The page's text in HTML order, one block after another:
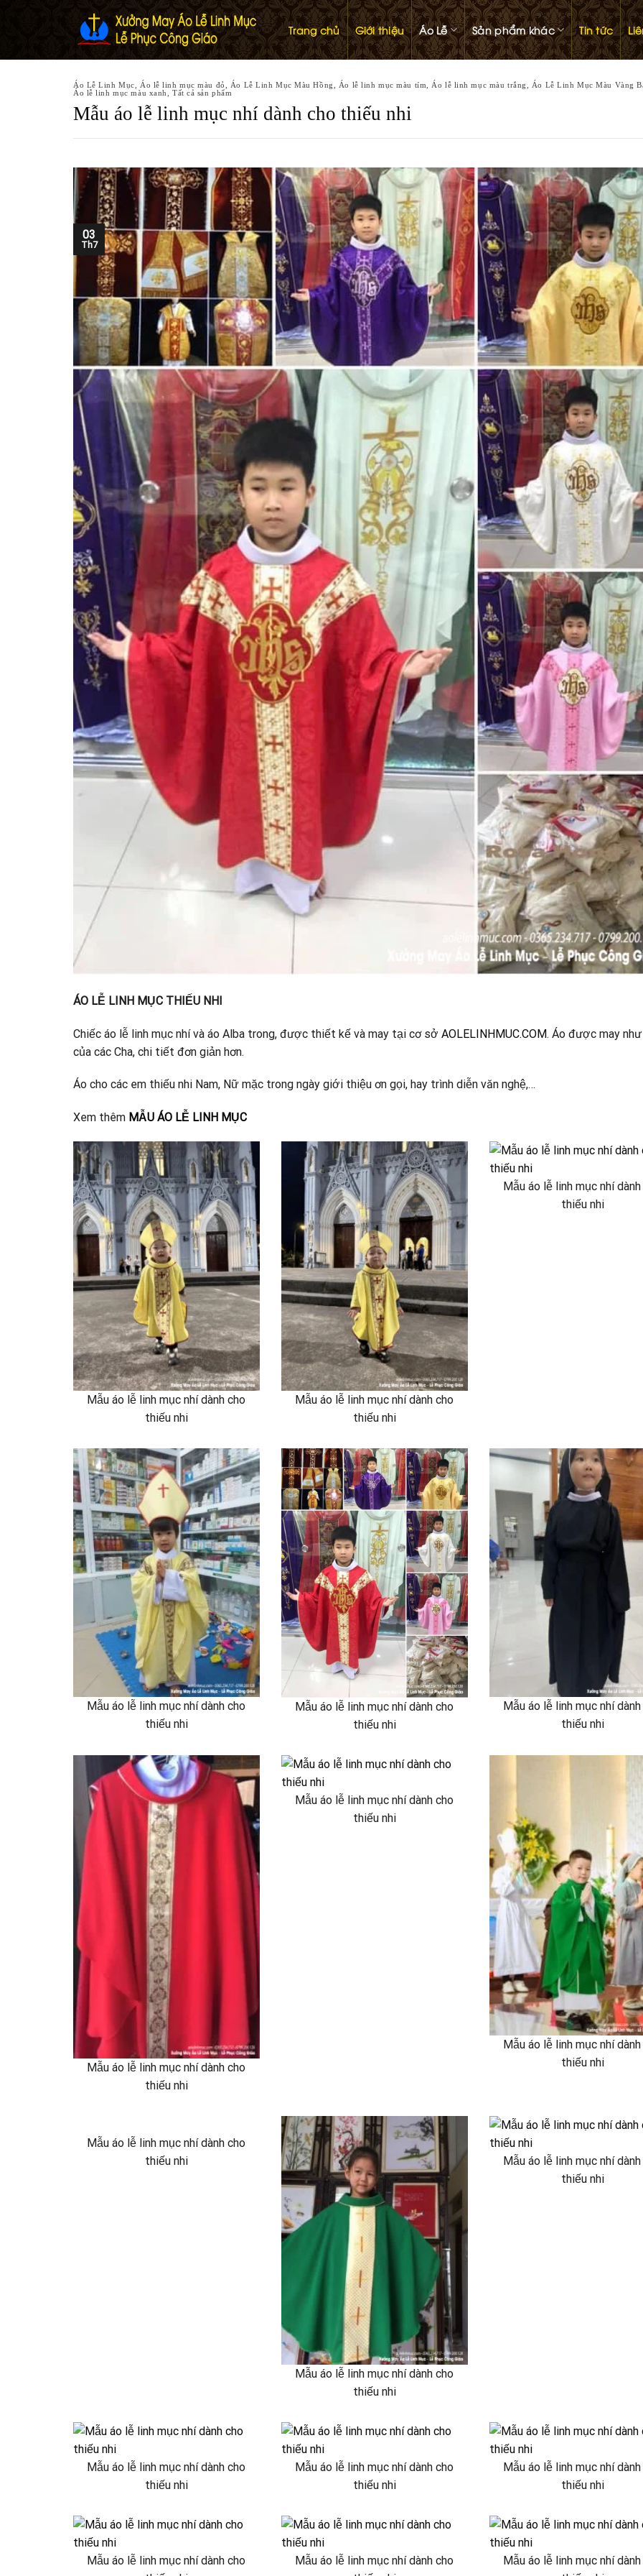
Trang chủ Giới thiệu Áo Lễ Sản phẩm khác Tin tức
Áo Lễ Linh Mục Áo lễ linh mục màu đỏ Áo Lễ Linh Mục Màu Hồng Áo lễ linh mục màu tím Áo lễ linh mục màu trắng
Áo Lễ Linh Mục Màu Vàng
Áo lễ linh mục màu xanh
,Tất cả sản phẩm
Mẫu áo lễ linh mục nhí dành cho thiếu nhi
03
Th7
ÁO LỄ LINH MỤC THIẾU NHI
Chiếc áo lễ linh mục nhí và áo Alba trong, được thiết kế và may tại cơ sở AOLELINHMUC.COM. Áo được may
của các Cha, chi tiết đơn giản hơn.
Áo cho các em thiếu nhi Nam, Nữ mặc trong ngày giới thiệu ơn gọi, hay trình diễn văn nghệ,…
Xem thêm MẪU ÁO LỄ LINH MỤC
Mẫu áo lễ linh mục nhí dành cho
thiếu nhi
Mẫu áo lễ linh mục nhí dành cho
thiếu nhi
Mẫu áo lễ linh mục nhí
thiếu nhi
Mẫu áo lễ linh mục nhí dành cho
thiếu nhi
Mẫu áo lễ linh mục nhí dành cho
thiếu nhi
Mẫu áo lễ linh mục nhí
thiếu nhi
Mẫu áo lễ linh mục nhí dành cho
thiếu nhi
Mẫu áo lễ linh mục nhí dành cho
thiếu nhi
Mẫu áo lễ linh mục nhí
thiếu nhi
Mẫu áo lễ linh mục nhí dành cho
thiếu nhi
Mẫu áo lễ linh mục nhí dành cho
thiếu nhi
Mẫu áo lễ linh mục nhí
thiếu nhi
Mẫu áo lễ linh mục nhí dành cho
thiếu nhi
Mẫu áo lễ linh mục nhí dành cho
thiếu nhi
Mẫu áo lễ linh mục nhí
thiếu nhi
Mẫu áo lễ linh mục nhí dành cho
Mẫu áo lễ linh mục nhí dành cho
Mẫu áo lễ linh mục nhí